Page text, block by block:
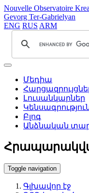
Nouvelle Observatoire
Gevorg Ter-Gabrielyan
ENG RUS ARM
Մեդիա
Լուսանկարներ
Բլոգ
Անձնական
Toggle navigation
Գլխավոր էջ